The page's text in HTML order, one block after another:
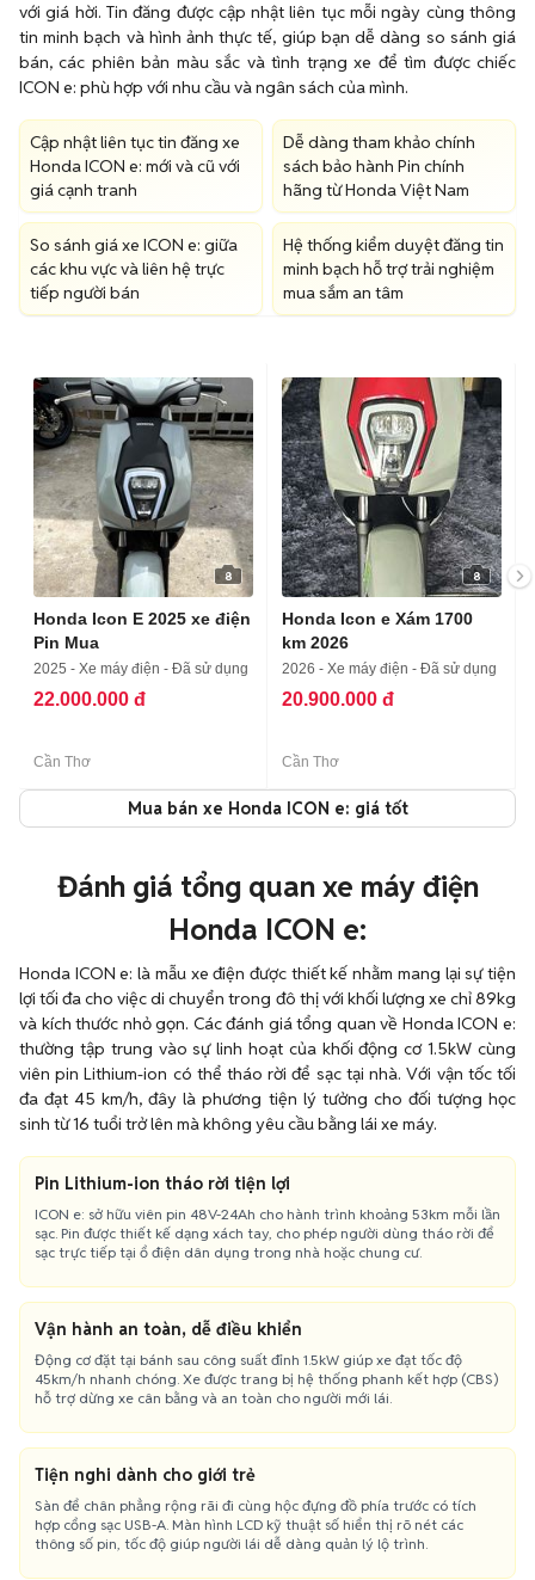
với giá hời. Tin đăng được cập nhật liên tục mỗi ngày cùng thông
tin minh bạch và hình ảnh thực tế, giúp bạn dễ dàng so sánh giá
bán, các phiên bản màu sắc và tình trạng xe để tìm được chiếc
ICON e: phù hợp với nhu cầu và ngân sách của mình.
Cập nhật liên tục tin đăng xe
Honda ICON e: mới và cũ với
giá cạnh tranh
Dễ dàng tham khảo chính
sách bảo hành Pin chính
hãng từ Honda Việt Nam
So sánh giá xe ICON e: giữa
các khu vực và liên hệ trực
tiếp người bán
Hệ thống kiểm duyệt đăng tin
minh bạch hỗ trợ trải nghiệm
mua sắm an tâm
8
Honda Icon E 2025 xe điện
Pin Mua
2025 - Xe máy điện - Đã sử dụng
22.000.000 đ
Cần Thơ
8
Honda Icon e Xám 1700
km 2026
2026 - Xe máy điện - Đã sử dụng
20.900.000 đ
Cần Thơ
Mua bán xe Honda ICON e: giá tốt
Đánh giá tổng quan xe máy điện
Honda ICON e:
Honda ICON e: là mẫu xe điện được thiết kế nhằm mang lại sự tiện
lợi tối đa cho việc di chuyển trong đô thị với khối lượng xe chỉ 89kg
và kích thước nhỏ gọn. Các đánh giá tổng quan về Honda ICON e:
thường tập trung vào sự linh hoạt của khối động cơ 1.5kW cùng
viên pin Lithium-ion có thể tháo rời để sạc tại nhà. Với vận tốc tối
đa đạt 45 km/h, đây là phương tiện lý tưởng cho đối tượng học
sinh từ 16 tuổi trở lên mà không yêu cầu bằng lái xe máy.
Pin Lithium-ion tháo rời tiện lợi
ICON e: sở hữu viên pin 48V-24Ah cho hành trình khoảng 53km mỗi lần
sạc. Pin được thiết kế dạng xách tay, cho phép người dùng tháo rời để
sạc trực tiếp tại ổ điện dân dụng trong nhà hoặc chung cư.
Vận hành an toàn, dễ điều khiển
Động cơ đặt tại bánh sau công suất đỉnh 1.5kW giúp xe đạt tốc độ
45km/h nhanh chóng. Xe được trang bị hệ thống phanh kết hợp (CBS)
hỗ trợ dừng xe cân bằng và an toàn cho người mới lái.
Tiện nghi dành cho giới trẻ
Sàn để chân phẳng rộng rãi đi cùng hộc đựng đồ phía trước có tích
hợp cổng sạc USB-A. Màn hình LCD kỹ thuật số hiển thị rõ nét các
thông số pin, tốc độ giúp người lái dễ dàng quản lý lộ trình.